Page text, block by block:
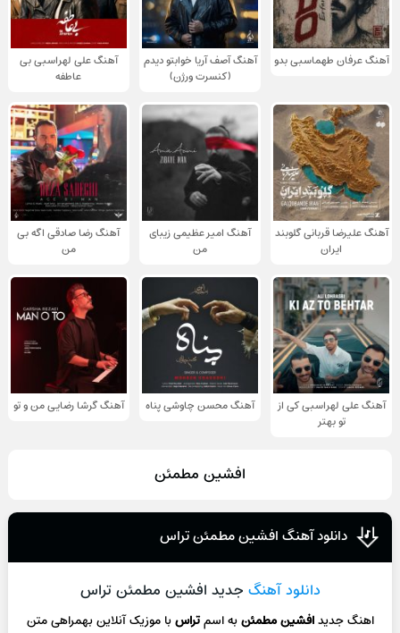
آهنگ عرفان طهماسبی بدو
آهنگ آصف آریا خوابتو دیدم
(کنسرت ورژن)
آهنگ علی لهراسبی بی
عاطفه
آهنگ علیرضا قربانی گلوبند
ایران
آهنگ امیر عظیمی زیبای
من
آهنگ رضا صادقی اگه بی
من
آهنگ علی لهراسبی کی از
تو ‌بهتر
آهنگ محسن چاوشی پناه آهنگ گرشا رضایی من و تو
افشين مطمئن
دانلود آهنگ افشین مطمئن تراس
دانلود آهنگ جدید افشین مطمئن تراس
اهنگ جدیدافشین مطمئنبه اسمتراسبا موزیک آنلاینبهمراهی متن